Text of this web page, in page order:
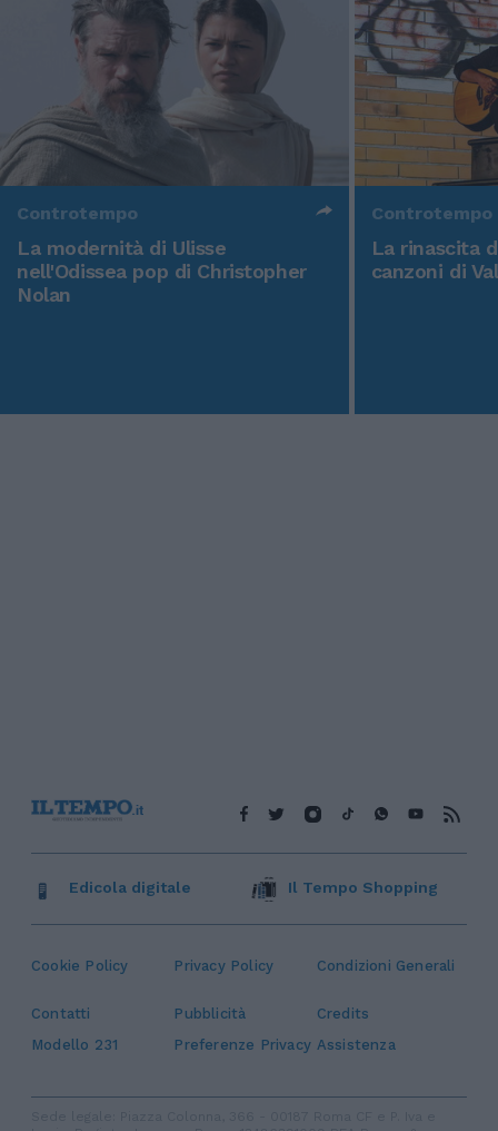
Controtempo
La modernità di Ulisse
nell'Odissea pop di Christopher
Nolan
Controtempo
La rinascita
canzoni di
Cookie Policy Privacy Policy Condizioni Generali
Contatti Pubblicità
Credits
Modello 231
Preferenze Privacy Assistenza
Edicola digitale Il Tempo Shopping